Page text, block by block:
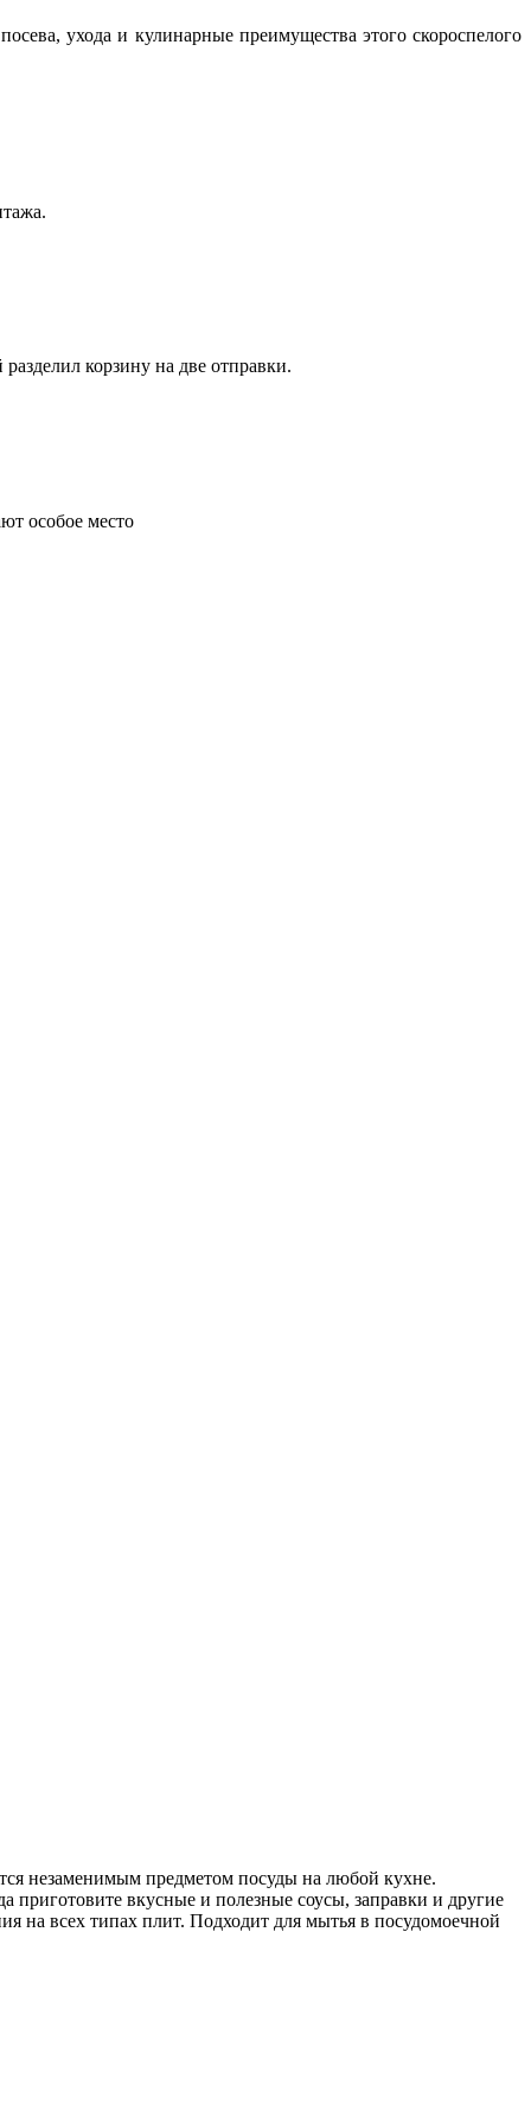
ухода и кулинарные преимущества этого скороспелого
корзину на две отправки.
особое место
незаменимым предметом посуды на любой кухне.
приготовите вкусные и полезные соусы, заправки и другие
на всех типах плит. Подходит для мытья в посудомоечной